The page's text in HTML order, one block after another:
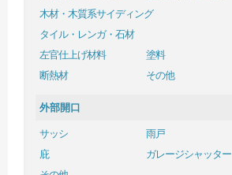
木材・木質系サイディング
タイル・レンガ・石材
左官仕上げ材料
塗料
断熱材
その他
外部開口
サッシ
雨戸
庇
ガレージシャッター